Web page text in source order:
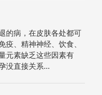
的病，在皮肤各处都可
疫、精神神经、饮食、
元素缺乏这些因素有
没直接关系...